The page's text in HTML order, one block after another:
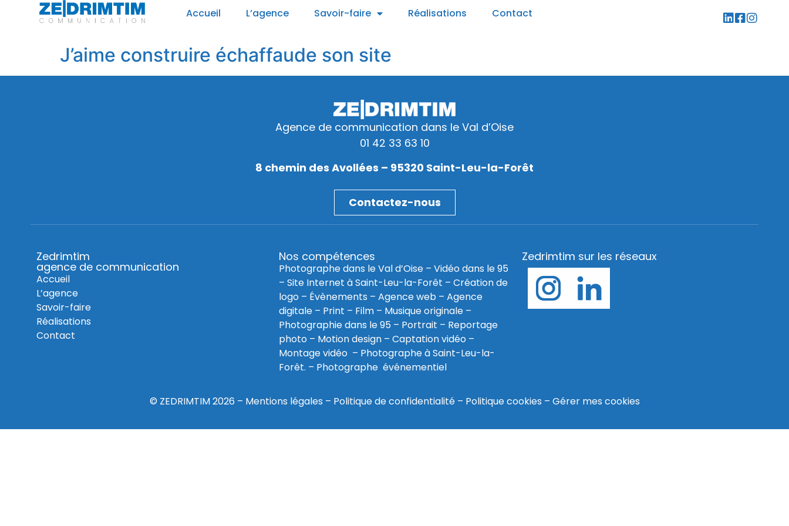
Accueil L’agence Savoir-faire Réalisations Contact
J’aime construire échaffaude son site
Agence de communication dans le Val d’Oise
01 42 33 63 10
8 chemin des Avollées – 95320 Saint-Leu-la-Forêt
Contactez-nous
Zedrimtim
agence de communication
Accueil
L’agence
Savoir-faire
Réalisations
Contact
Nos compétences
Photographe dans le Val d’Oise –Vidéo dans le 95
–Site Internet à Saint-Leu-la-Forêt –Création de
logo – Évènements –Agence web –Agence
digitale – Print – Film – Musique originale –
Photographie dans le 95 – Portrait – Reportage
photo – Motion design – Captation vidéo –
Montage vidéo – Photographe à Saint-Leu-la-
Forêt. – Photographe événementiel
Zedrimtim sur les réseaux
© ZEDRIMTIM 2026 – Mentions légales – Politique de confidentialité– Politique cookies – Gérer mes cookies
Panneau de gestion des cookies